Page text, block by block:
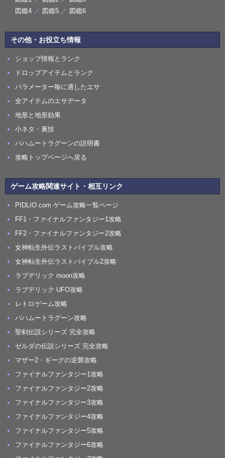
図鑑4 ／ 図鑑5 ／ 図鑑6
その他・お役立ち情報
ショップ情報とランク
ドロップアイテムとランク
パラメーター毎に適したエサ
全アイテムのエサデータ
地形と地形効果
小ネタ・裏技
バハムートラグーンの説明書
攻略トップページへ戻る
ゲーム攻略関連サイト・相互リンク
PIDLIO.com ゲーム攻略一覧ページ
FF1・ファイナルファンタジー1攻略
FF2・ファイナルファンタジー2攻略
女神転生外伝ラストバイブル攻略
女神転生外伝ラストバイブル2攻略
ラブデリック moon攻略
ラブデリック UFO攻略
レトロゲーム攻略
バハムートラグーン攻略
聖剣伝説シリーズ 完全攻略
ゼルダの伝説シリーズ 完全攻略
マザー2・ギーグの逆襲攻略
ファイナルファンタジー1攻略
ファイナルファンタジー2攻略
ファイナルファンタジー3攻略
ファイナルファンタジー4攻略
ファイナルファンタジー5攻略
ファイナルファンタジー6攻略